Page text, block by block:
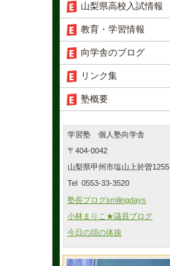
山梨県高校入試情報
教育・学習情報
向学舎のブログ
リンク集
塾概要
学習塾 個人塾向学舎
〒404-0042
山梨県甲州市塩山上於曽1255
Tel 0553-33-3520
塾長ブログsmilingdays
小林まりこ★議員ブログ
今日の頭の体操